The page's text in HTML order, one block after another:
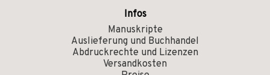
Infos
Manuskripte
Auslieferung und Buchhandel
Abdruckrechte und Lizenzen
Versandkosten